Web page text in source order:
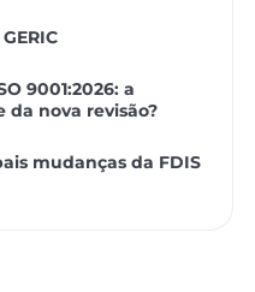
9001:2026: a
nova revisão?
mudanças da FDIS